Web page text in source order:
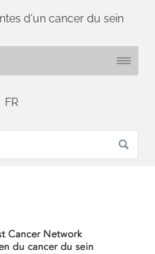
d'un cancer du sein
FR